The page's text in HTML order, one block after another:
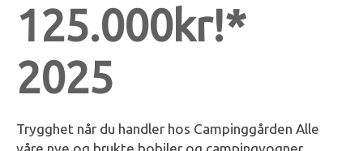
125.000kr!*
2025
Trygghet når du handler hos Campinggården Alle